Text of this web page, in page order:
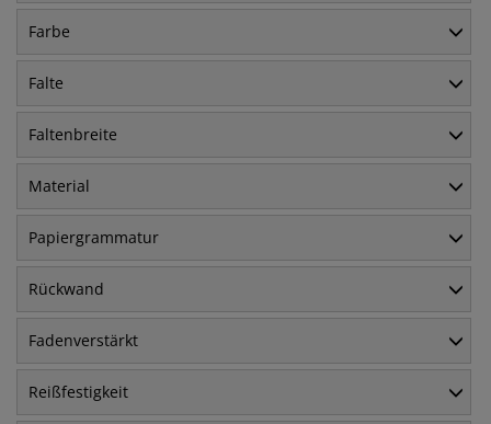
Farbe
Falte
Faltenbreite
Material
Papiergrammatur
Rückwand
Fadenverstärkt
Reißfestigkeit